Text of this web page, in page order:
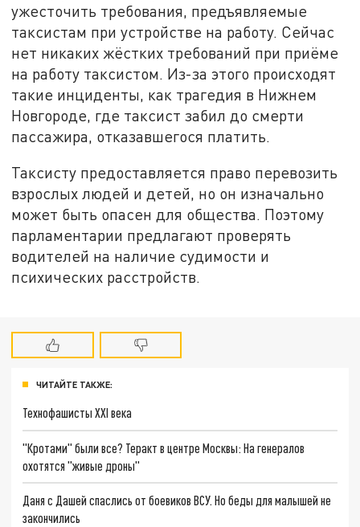
ужесточить требования, предъявляемые
таксистам при устройстве на работу. Сейчас
нет никаких жёстких требований при приёме
на работу таксистом. Из-за этого происходят
такие инциденты, как трагедия в Нижнем
Новгороде, где таксист забил до смерти
пассажира, отказавшегося платить.
Таксисту предоставляется право перевозить
взрослых людей и детей, но он изначально
может быть опасен для общества. Поэтому
парламентарии предлагают проверять
водителей на наличие судимости и
психических расстройств.
ЧИТАЙТЕ ТАКЖЕ:
Технофашисты XXI века
"Кротами" были все? Теракт в центре Москвы: На генералов
охотятся "живые дроны"
Даня с Дашей спаслись от боевиков ВСУ. Но беды для малышей не
закончились